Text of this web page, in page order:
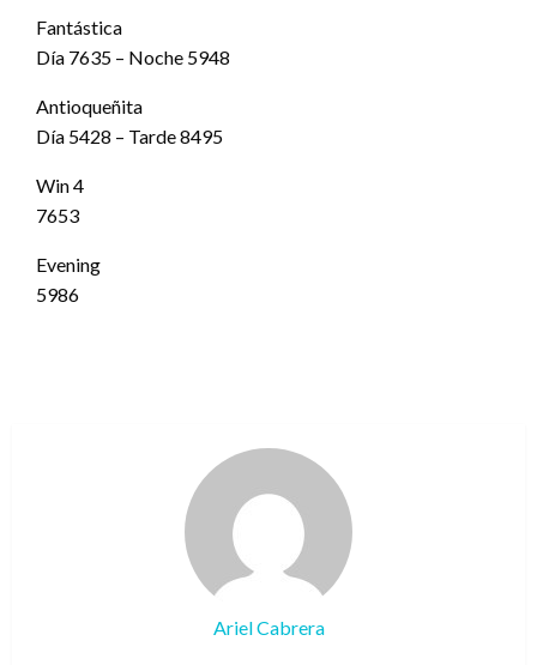
Fantástica
Día 7635 – Noche 5948
Antioqueñita
Día 5428 – Tarde 8495
Win 4
7653
Evening
5986
Ariel Cabrera